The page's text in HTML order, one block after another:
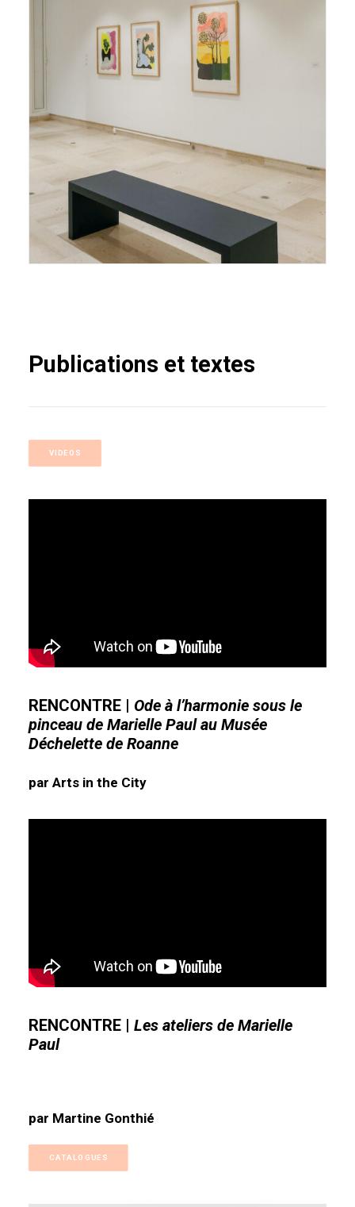
Publications et textes
VIDEOS
RENCONTRE | Ode à l’harmonie sous le
pinceau de Marielle Paul au Musée
Déchelette de Roanne
par Arts in the City
RENCONTRE | Les ateliers de Marielle
Paul
par Martine Gonthié
CATALOGUES